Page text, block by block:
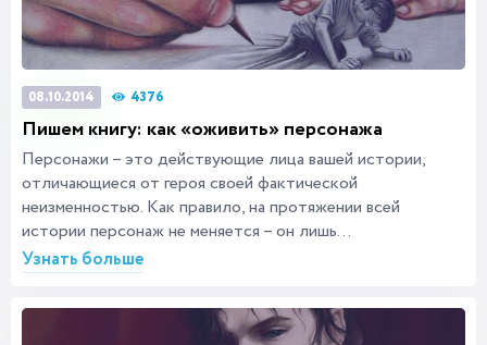
08.10.2014 4376
Пишем книгу: как «оживить» персонажа
Персонажи – это действующие лица вашей истории,
отличающиеся от героя своей фактической
неизменностью. Как правило, на протяжении всей
истории персонаж не меняется – он лишь...
Узнать больше